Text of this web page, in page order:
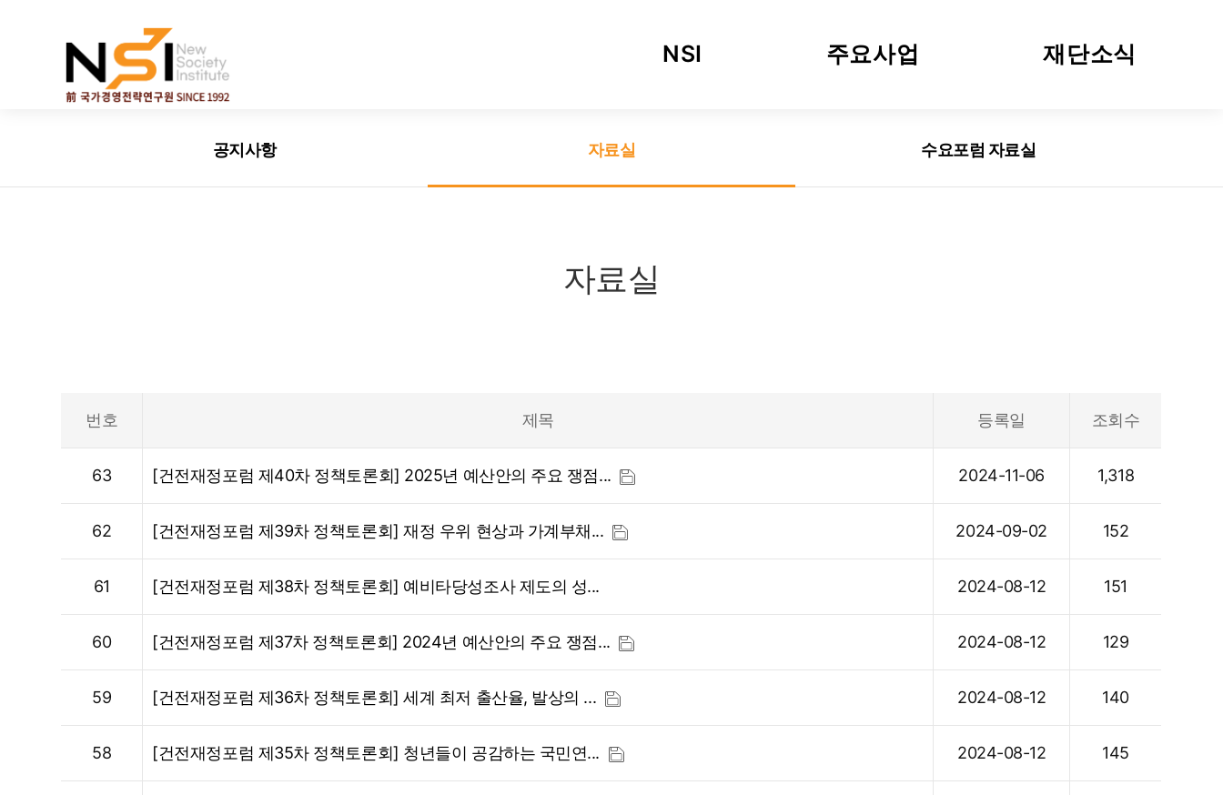
엔에스아이 NSI
함께하는 사람들
오시는 길
주요사업
청소년교육
재단소식
자료실
공지사항 자료실 수요포럼 자료실
자료실
번호 제목 등록일 조회수
63 [건전재정포럼 제40차 정책토론회] 2025년 예산안의 주요 쟁점... 2024-11-06 1,318
62 [건전재정포럼 제39차 정책토론회] 재정 우위 현상과 가계부채... 2024-09-02 152
61 [건전재정포럼 제38차 정책토론회] 예비타당성조사 제도의 성... 2024-08-12 151
60 [건전재정포럼 제37차 정책토론회] 2024년 예산안의 주요 쟁점... 2024-08-12 129
59 [건전재정포럼 제36차 정책토론회] 세계 최저 출산율, 발상의 ... 2024-08-12 140
58 [건전재정포럼 제35차 정책토론회] 청년들이 공감하는 국민연... 2024-08-12 145